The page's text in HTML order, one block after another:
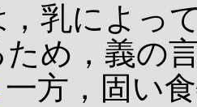
，乳によっ
め，義の
一方，固い